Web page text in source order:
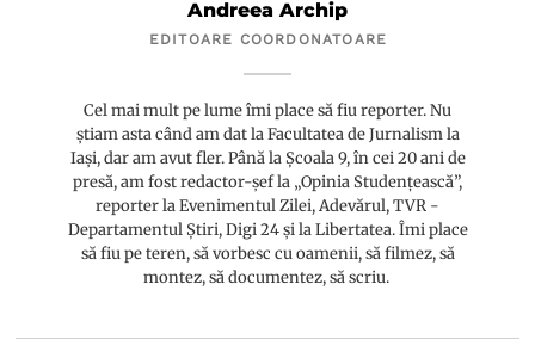
Andreea Archip
EDITOARE COORDONATOARE
Cel mai mult pe lume îmi place să fiu reporter. Nu
știam asta când am dat la Facultatea de Jurnalism la
Iași, dar am avut fler. Până la Școala 9, în cei 20 ani de
presă, am fost redactor-șef la „Opinia Studențească”,
reporter la Evenimentul Zilei, Adevărul, TVR -
Departamentul Știri, Digi 24 și la Libertatea. Îmi place
să fiu pe teren, să vorbesc cu oamenii, să filmez, să
montez, să documentez, să scriu.